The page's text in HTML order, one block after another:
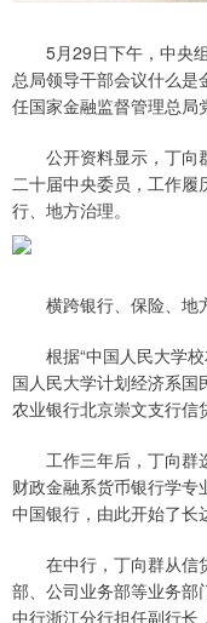
5月29日下午，中央组
总局领导干部会议什么是
任国家金融监督管理总局
公开资料显示，丁向
二十届中央委员，工作履
行、地方治理。
横跨银行、保险、地
根据“中国人民大学校
国人民大学计划经济系
农业银行北京崇文支行信
工作三年后，丁向群
财政金融系货币银行学
中国银行，由此开始了长
在中行，丁向群从信
部、公司业务部等业务部
中行浙江分行担任副行长